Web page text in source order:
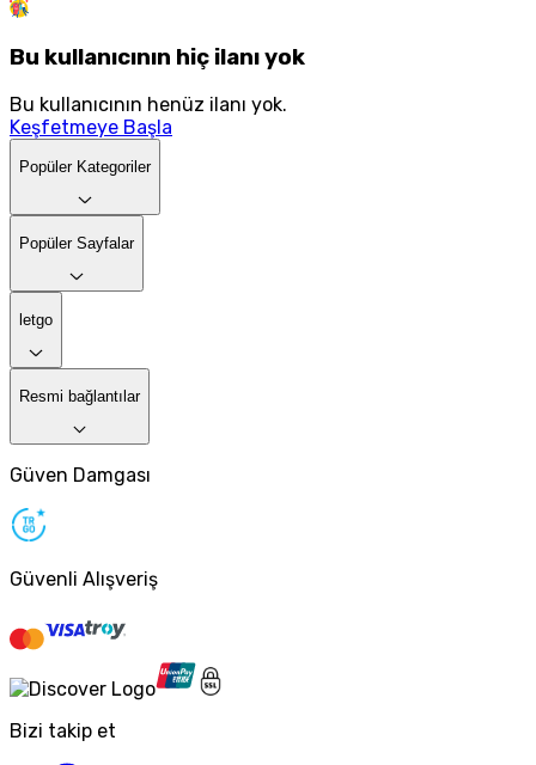
Bu kullanıcının hiç ilanı yok
Bu kullanıcının henüz ilanı yok.
Keşfetmeye Başla
Popüler Kategoriler
Popüler Sayfalar
letgo
Resmi bağlantılar
Güven Damgası
Güvenli Alışveriş
Bizi takip et